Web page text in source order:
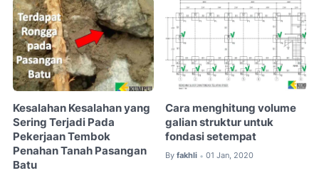
Kesalahan Kesalahan yang
Sering Terjadi Pada
Pekerjaan Tembok
Penahan Tanah Pasangan
Batu
Cara menghitung volume
galian struktur untuk
fondasi setempat
By fakhli • 01 Jan, 2020